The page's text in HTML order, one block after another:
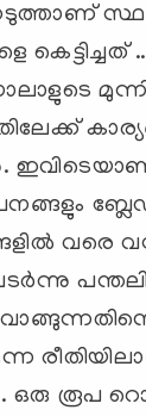
കെട്ടിച്ചത്
വരെ
ഒരു രൂപ